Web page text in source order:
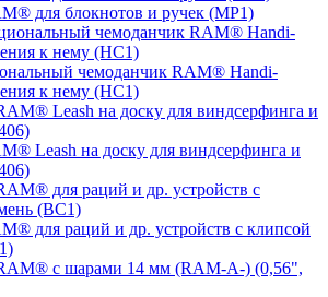
для блокнотов и ручек (MP1)
чемоданчик RAM® Handi-
к нему (HC1)
Leash на доску для виндсерфинга и
для раций и др. устройств с клипсой